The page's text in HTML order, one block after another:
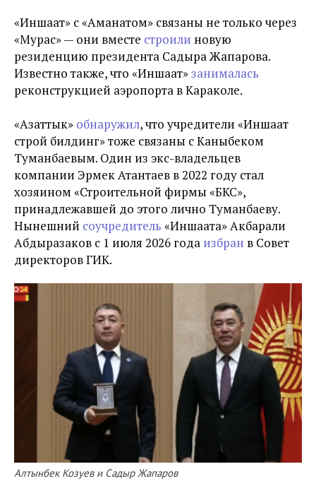
«Иншаат» с «Аманатом» связаны не только через
«Мурас» — они вместе строили новую
резиденцию президента Садыра Жапарова.
Известно также, что «Иншаат»занималась
реконструкцией аэропорта в Караколе.
«Азаттык» обнаружил, что учредители «Иншаат
строй билдинг» тоже связаны с Каныбеком
Туманбаевым. Один из экс-владельцев
компании Эрмек Атантаев в 2022 году стал
хозяином«Строительной фирмы «БКС»,
принадлежавшей до этого лично Туманбаеву.
Нынешний соучредитель «Иншаата» Акбарали
Абдыразаков с 1 июля 2026 года избран в Совет
директоров ГИК.
Алтынбек Козуев и Садыр Жапаров